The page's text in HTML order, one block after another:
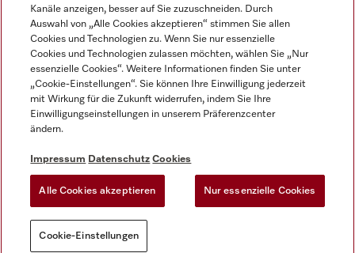
Impressum
Datenschutz
Cookie-Einstellungen
Miele auf YoutubeMiele auf Instagram
Miele auf Facebook
Miele auf LinkedInMiele auf LinkedIn
Kanäle anzeigen, besser auf Sie zuzuschneiden. Durch
Auswahl von „Alle Cookies akzeptieren“ stimmen Sie allen
Cookies und Technologien zu. Wenn Sie nur essenzielle
Cookies und Technologien zulassen möchten, wählen Sie „Nur
essenzielle Cookies“. Weitere Informationen finden Sie unter
„Cookie-Einstellungen“. Sie können Ihre Einwilligung jederzeit
mit Wirkung für die Zukunft widerrufen, indem Sie Ihre
Einwilligungseinstellungen in unserem Präferenzcenter
ändern.
Impressum Datenschutz Cookies
Alle Cookies akzeptieren Nur essenzielle Cookies
Cookie-Einstellungen